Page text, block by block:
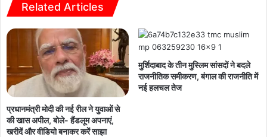
Related Articles
प्रधानमंत्री मोदी की नई रील ने युवाओं से
की खास अपील, बोले- हैंडलूम अपनाएं,
खरीदें और वीडियो बनाकर करें साझा
मुर्शिदाबाद के तीन मुस्लिम सांसदों ने बदले
राजनीतिक समीकरण, बंगाल की राजनीति में
नई हलचल तेज